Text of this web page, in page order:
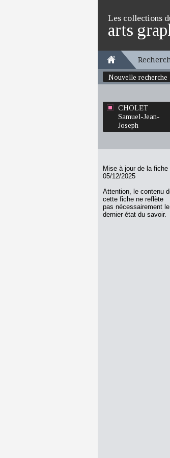
Les collections
arts
Nouvelle recherche
CHOLET
Samuel-Jean-
Joseph
Mise à jour de la fiche
05/12/2025
Attention, le contenu
cette fiche ne reflète
pas nécessairement le
dernier état du savoir.